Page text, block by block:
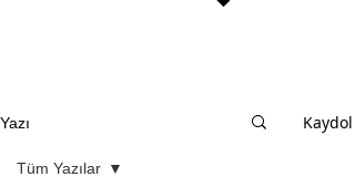
Yazı Kaydol
Tüm Yazılar